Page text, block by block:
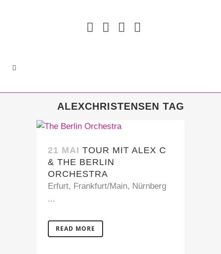
ALEXCHRISTENSEN TAG
21 MAI TOUR MIT ALEX C
& THE BERLIN
ORCHESTRA
Erfurt, Frankfurt/Main, Nürnberg
...
READ MORE